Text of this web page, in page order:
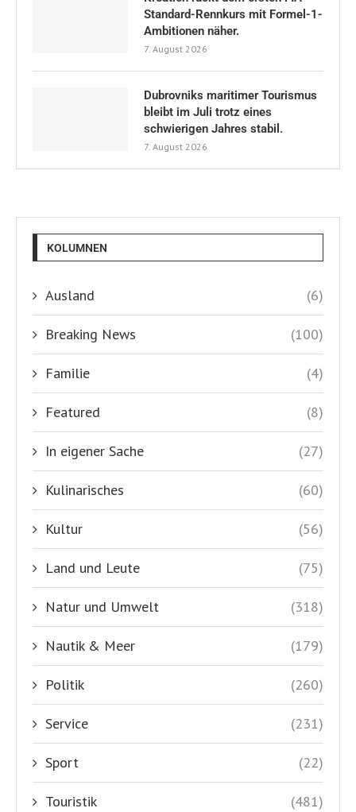
Standard-Rennkurs mit Formel-1-
Ambitionen näher.
7. August 2026
Dubrovniks maritimer Tourismus
bleibt im Juli trotz eines
schwierigen Jahres stabil.
7. August 2026
KOLUMNEN
Ausland (6)
Breaking News (100)
Familie (4)
Featured (8)
In eigener Sache (27)
Kulinarisches (60)
Kultur (56)
Land und Leute (75)
Natur und Umwelt (318)
Nautik & Meer (179)
Politik (260)
Service (231)
Sport (22)
Touristik (481)